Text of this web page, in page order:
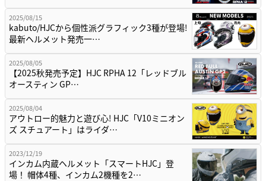
2025/08/15
kabuto/HJCから個性派グラフィック3種が登場!
最新ヘルメット発売一…
2025/08/05
【2025秋発売予定】HJC RPHA 12「レッドブル
オースティン GP…
2025/08/04
アウトロー的魅力と遊び心! HJC「V10ミニオン
ズ スチュアート」はライダ…
2023/12/19
インカム内蔵ヘルメット「スマートHJC」登
場！ 帽体4種、インカム2機種を2…